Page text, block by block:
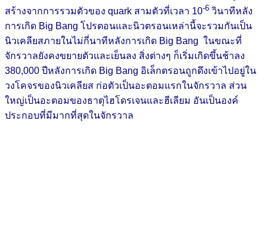
สร้างจากการรวมตัวของ quark สามตัวที่เวลา 10-6 วินาทีหลัง
การเกิด Big Bang โปรตอนและนิวตรอนเหล่านี้จะรวมกันเป็น
นิวเคลียสภายในไม่กี่นาทีหลังการเกิด Big Bang ในขณะที่
จักรวาลยังคงขยายตัวและเย็นลง สิ่งต่างๆ ก็เริ่มเกิดขึ้นช้าลง
380,000 ปีหลังการเกิด Big Bang อิเล็กตรอนถูกดึงเข้าไปอยู่ใน
วงโคจรของนิวเคลียส ก่อตัวเป็นอะตอมแรกในจักรวาล ส่วน
ใหญ่เป็นอะตอมของธาตุไฮโดรเจนและฮีเลียม อันเป็นองค์
ประกอบที่มีมากที่สุดในจักรวาล